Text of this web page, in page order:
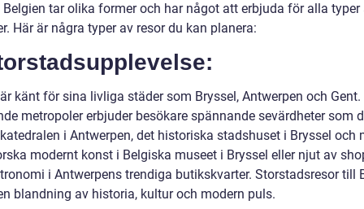
Belgien tar olika former och har något att erbjuda för alla typer
Här är några typer av resor du kan planera:
känt för sina livliga städer som Bryssel, Antwerpen och Gent.
metropoler erbjuder besökare spännande sevärdheter som
i Antwerpen, det historiska stadshuset i Bryssel och
modernt konst i Belgiska museet i Bryssel eller njut av
i Antwerpens trendiga butikskvarter. Storstadsresor till
blandning av historia, kultur och modern puls.